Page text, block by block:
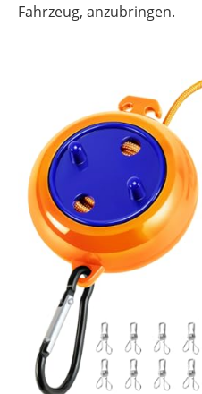
Fahrzeug, anzubringen.